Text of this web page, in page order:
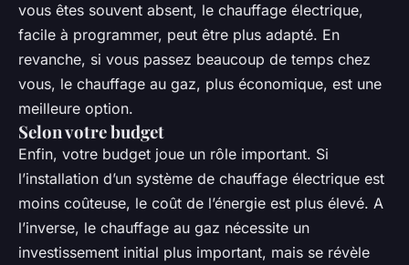
vous êtes souvent absent, le chauffage électrique,
facile à programmer, peut être plus adapté. En
revanche, si vous passez beaucoup de temps chez
vous, le chauffage au gaz, plus économique, est une
meilleure option.
Selon votre budget
Enfin, votre budget joue un rôle important. Si
l’installation d’un système de chauffage électrique est
moins coûteuse, le coût de l’énergie est plus élevé. A
l’inverse, le chauffage au gaz nécessite un
investissement initial plus important, mais se révèle